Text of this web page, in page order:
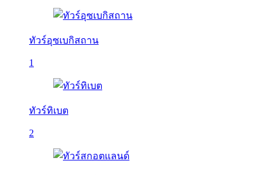
ทัวร์อุซเบกิสถาน
1
ทัวร์ทิเบต
2